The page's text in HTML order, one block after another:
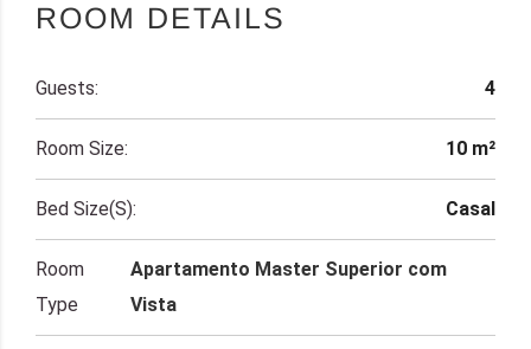
ROOM DETAILS
Guests: 4
Room Size: 10 m²
Bed Size(s): Casal
Room
Type
Apartamento Master Superior com
Vista